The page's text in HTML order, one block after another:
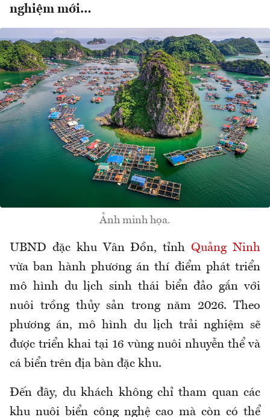
nghiệm mới…
Ảnh minh họa.
UBND đặc khu Vân Đồn, tỉnhQuảng Ninh
vừa ban hành phương án thí điểm phát triển
mô hình du lịch sinh thái biển đảo gắn với
nuôi trồng thủy sản trong năm 2026. Theo
phương án, mô hình du lịch trải nghiệm sẽ
được triển khai tại 16 vùng nuôi nhuyễn thể và
cá biển trên địa bàn đặc khu.
Đến đây, du khách không chỉ tham quan các
khu nuôi biển công nghệ cao mà còn có thể